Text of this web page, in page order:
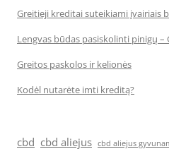
Greitieji kreditai suteikiami įvairiais
Lengvas būdas pasiskolinti pinigų
Greitos paskolos ir kelionės
Kodėl nutarėte imti kreditą?
cbd cbd aliejus cbd aliejus